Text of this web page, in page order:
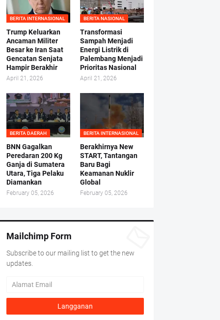
BERITA INTERNASIONAL
Trump Keluarkan
Ancaman Militer
Besar ke Iran Saat
Gencatan Senjata
Hampir Berakhir
April 21, 2026
BERITA NASIONAL
Transformasi
Sampah Menjadi
Energi Listrik di
Palembang Menjadi
Prioritas Nasional
April 21, 2026
BERITA DAERAH
BNN Gagalkan
Peredaran 200 Kg
Ganja di Sumatera
Utara, Tiga Pelaku
Diamankan
February 05, 2026
BERITA INTERNASIONAL
Berakhirnya New
START, Tantangan
Baru Bagi
Keamanan Nuklir
Global
February 05, 2026
Mailchimp Form
Subscribe to our mailing list to get the new
updates.